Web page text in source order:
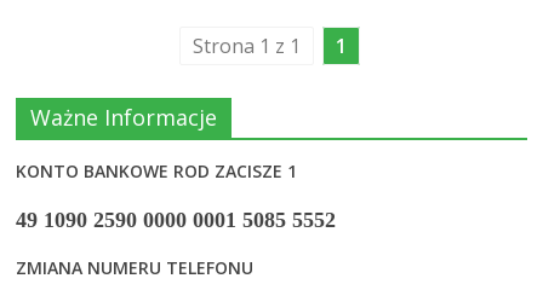
Strona 1 z 1 1
Ważne Informacje
KONTO BANKOWE ROD ZACISZE 1
49 1090 2590 0000 0001 5085 5552
ZMIANA NUMERU TELEFONU